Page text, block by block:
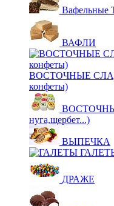
ВАФЛИ
ВОСТОЧНЫЕ
конфеты)
нуга,щербет...)
ВЫПЕЧКА
ДРАЖЕ